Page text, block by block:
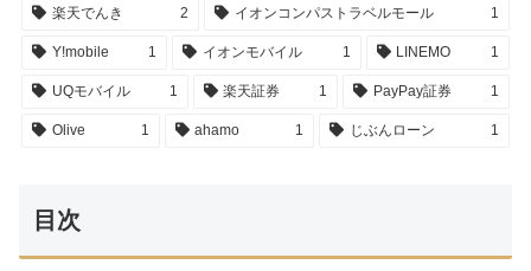
楽天でんき 2 イオンコンパストラベルモール 1
Y!mobile 1 イオンモバイル 1 LINEMO 1
UQモバイル 1 楽天証券 1 PayPay証券 1
Olive 1 ahamo 1 じぶんローン 1
目次